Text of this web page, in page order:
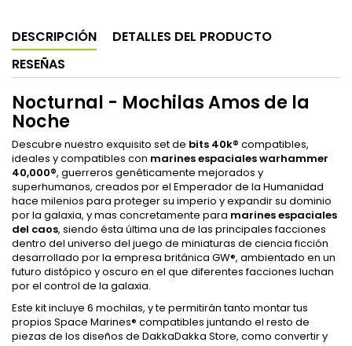
DESCRIPCIÓN
DETALLES DEL PRODUCTO
RESEÑAS
Nocturnal - Mochilas Amos de la
Noche
Descubre nuestro exquisito set de bits 40k® compatibles,
ideales y compatibles con marines espacialeswarhammer
40,000®, guerreros genéticamente mejorados y
superhumanos, creados por el Emperador de la Humanidad
hace milenios para proteger su imperio y expandir su dominio
por la galaxia, y mas concretamente para marines espaciales
del caos, siendo ésta última una de las principales facciones
dentro del universo del juego de miniaturas de ciencia ficción
desarrollado por la empresa británica GW®, ambientado en un
futuro distópico y oscuro en el que diferentes facciones luchan
por el control de la galaxia.
Este kit incluye 6 mochilas, y te permitirán tanto montar tus
propios Space Marines® compatibles juntando el resto de
piezas de los diseños de DakkaDakka Store, como convertir y